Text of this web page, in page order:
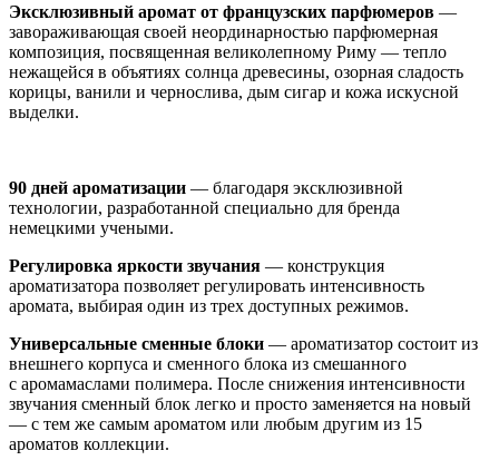
Эксклюзивный аромат от французских парфюмеров —
завораживающая своей неординарностью парфюмерная
композиция, посвященная великолепному Риму — тепло
нежащейся в объятиях солнца древесины, озорная сладость
корицы, ванили и чернослива, дым сигар и кожа искусной
выделки.
90 дней ароматизации — благодаря эксклюзивной
технологии, разработанной специально для бренда
немецкими учеными.
Регулировка яркости звучания — конструкция
ароматизатора позволяет регулировать интенсивность
аромата, выбирая один из трех доступных режимов.
Универсальные сменные блоки — ароматизатор состоит из
внешнего корпуса и сменного блока из смешанного
с аромамаслами полимера. После снижения интенсивности
звучания сменный блок легко и просто заменяется на новый
— с тем же самым ароматом или любым другим из 15
ароматов коллекции.